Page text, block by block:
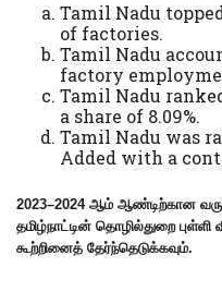
Tamil Nadu
of factories.
Tamil Nadu
factory
Tamil Nadu
a share of 8.09%.
Tamil Nadu was
Added with a
2023–2024 ஆம் ஆண்டிற்கான
தமிழ்நாட்டின் தொழில்துறை
கூற்றினைத் தேர்ந்தெடுக்கவும்.